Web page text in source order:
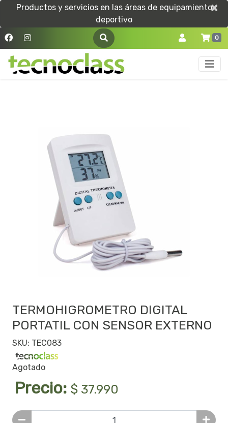
Productos y servicios en las áreas de equipamiento
deportivo
×
×
0
TERMOHIGROMETRO DIGITAL
PORTATIL CON SENSOR EXTERNO
SKU: TEC083
Agotado
Precio: $ 37.990